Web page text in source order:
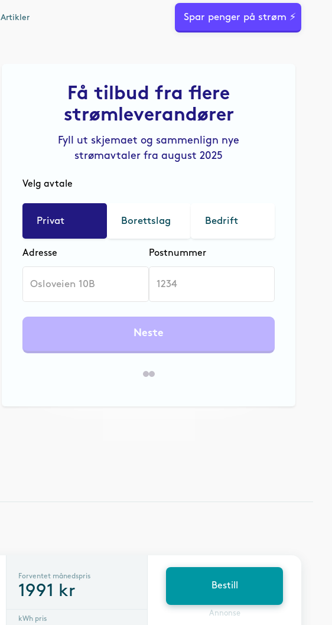
Artikler Spar penger på strøm ⚡
Få tilbud fra flere
strømleverandører
Fyll ut skjemaet og sammenlign nye
strømavtaler fra august 2025
Velg avtale
Privat Borettslag Bedrift
Adresse Postnummer
Neste
Forventet månedspris
1991 kr
kWh pris
Bestill
Annonse